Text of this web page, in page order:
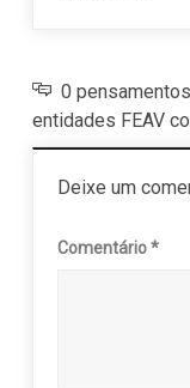
0
entidades FEAV
Deixe um
Comentário*